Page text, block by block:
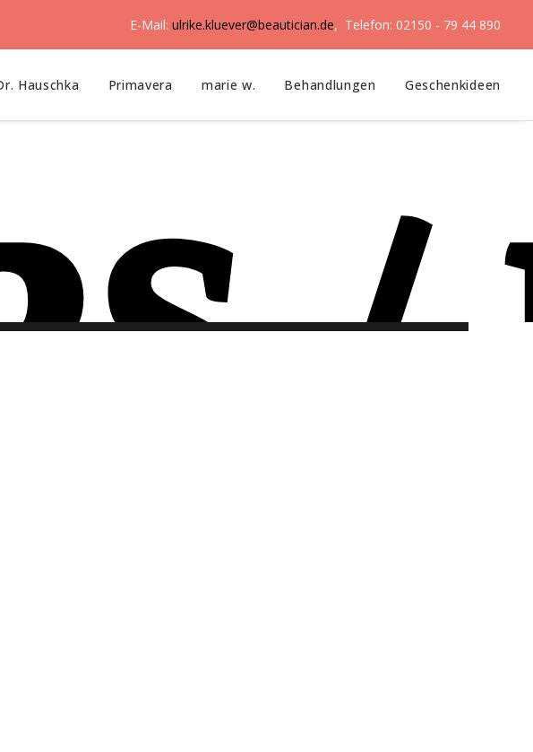
E-Mail: ulrike.kluever@beautician.de, Telefon: 02150 - 79 44 890
Hauschka Primavera marie w. Behandlungen Geschenkideen
/